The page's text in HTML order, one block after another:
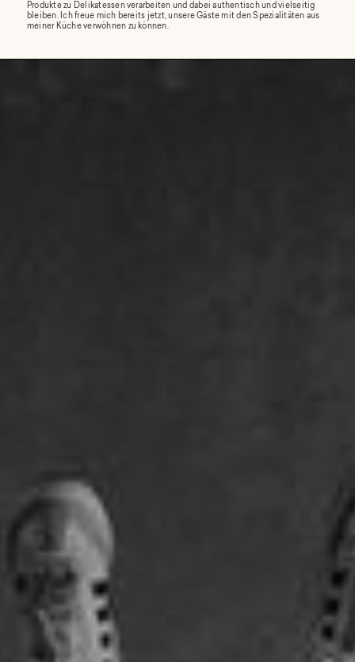
Produkte zu Delikatessen verarbeiten und dabei authentisch und vielseitig
bleiben. Ich freue mich bereits jetzt, unsere Gäste mit den Spezialitäten aus
meiner Küche verwöhnen zu können.